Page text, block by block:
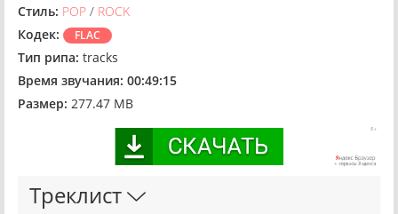
Стиль: POP / ROCK
Кодек:
FLAC
Тип рипа: tracks
Время звучания: 00:49:15
Размер: 277.47 MB
Треклист